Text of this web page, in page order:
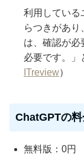
利用している
らつきがあり
は、確認が必
必要です。」
ITreview）
ChatGPTの
無料版：0円